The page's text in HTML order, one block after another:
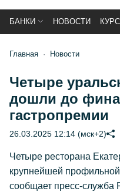
БАНКИ НОВОСТИ
Главная Новости
Четыре
дошли до
гастропремии
26.03.2025 12:14 (мск+2)
Четыре ресторана
крупнейшей
сообщает пресс-служба